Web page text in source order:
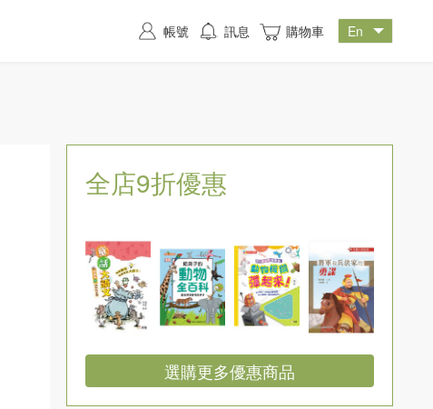
全店9折優惠
選購更多優惠商品
帳號 訊息 購物車